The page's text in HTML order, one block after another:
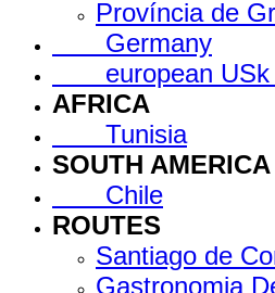
Província de
Germany
european USk
AFRICA
Tunisia
SOUTH AMERICA
Chile
ROUTES
Santiago de
Gastronomia